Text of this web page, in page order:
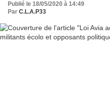
Publié le 18/05/2020 à 14:49
Par C.L.A.P33